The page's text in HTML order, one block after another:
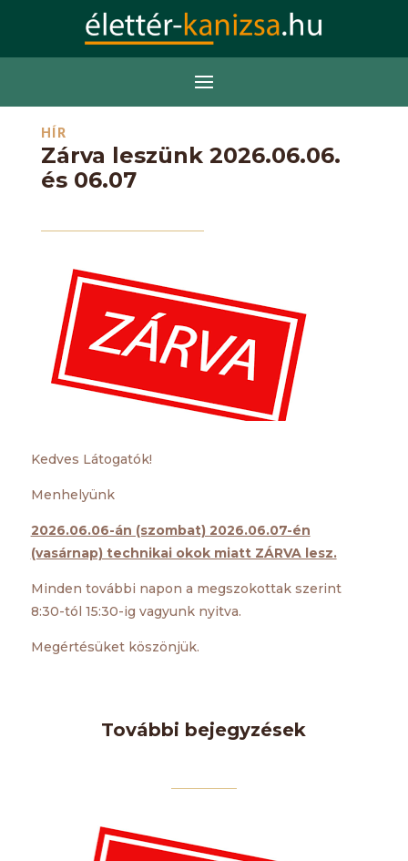
HÍR
Zárva leszünk 2026.06.06.
és 06.07
Kedves Látogatók!
Menhelyünk
2026.06.06-án (szombat) 2026.06.07-én
(vasárnap) technikai okok miatt ZÁRVA lesz.
Minden további napon a megszokottak szerint
8:30-tól 15:30-ig vagyunk nyitva.
Megértésüket köszönjük.
További bejegyzések